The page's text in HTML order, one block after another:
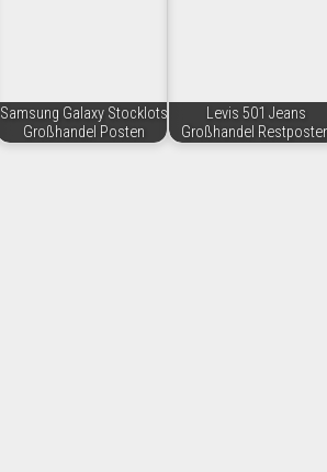
Samsung Galaxy Stocklots
Großhandel Posten
Levis 501 Jeans
Großhandel